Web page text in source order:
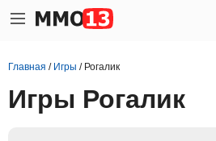
Главная / Игры / Рогалик
Игры Рогалик